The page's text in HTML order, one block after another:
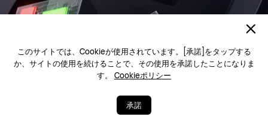
このサイトでは、Cookieが使用されています。[承諾]をタップする
か、サイトの使用を続けることで、その使用を承諾したことになりま
す。 Cookieポリシー
承諾